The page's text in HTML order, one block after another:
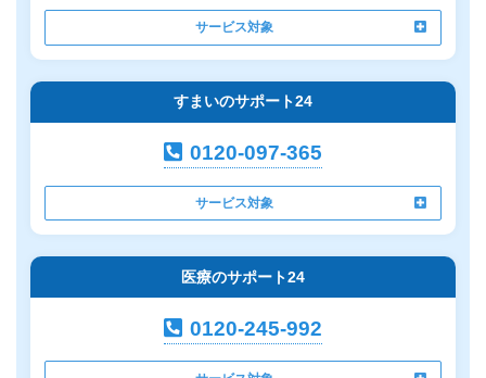
サービス対象
すまいのサポート24
0120-097-365
サービス対象
医療のサポート24
0120-245-992